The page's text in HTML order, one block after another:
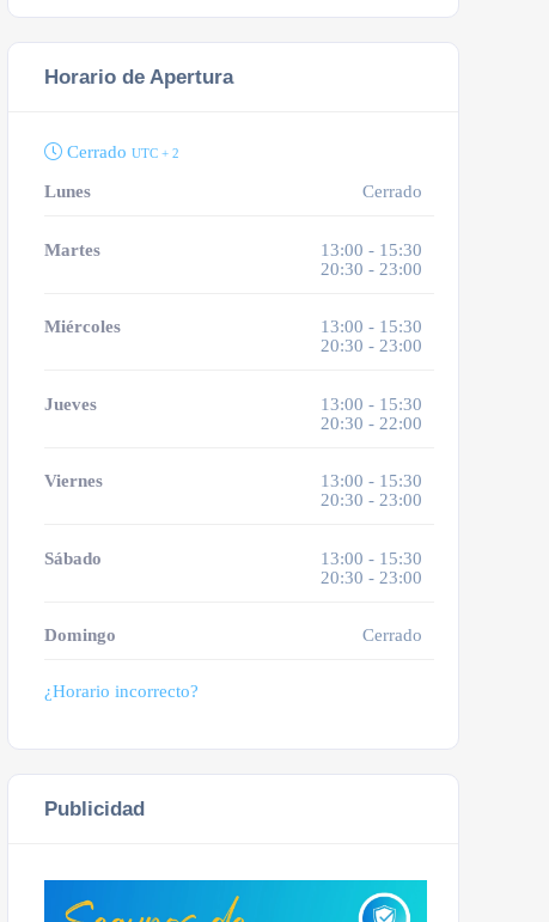
Horario de Apertura
Cerrado UTC + 2
Lunes Cerrado
Martes
13:00 - 15:30
20:30 - 23:00
Miércoles
13:00 - 15:30
20:30 - 23:00
Jueves
13:00 - 15:30
20:30 - 22:00
Viernes
13:00 - 15:30
20:30 - 23:00
Sábado
13:00 - 15:30
20:30 - 23:00
Domingo Cerrado
¿Horario incorrecto?
Publicidad